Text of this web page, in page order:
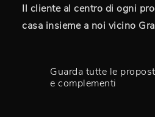
Il cliente al centro di ogni
casa insieme a noi vicino
Guarda tutte le
e complementi